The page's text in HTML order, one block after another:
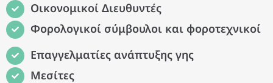
Οικονομικοί Διευθυντές
Φορολογικοί σύμβουλοι και φοροτεχνικοί
Επαγγελματίες ανάπτυξης γης
Μεσίτες